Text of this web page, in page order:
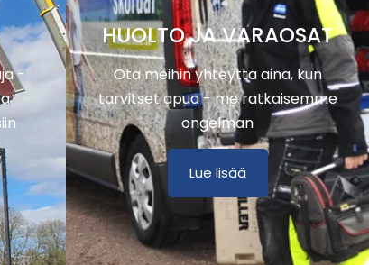
-
HUOLTO JA VARAOSAT
Ota meihin yhteyttä aina, kun
tarvitset apua - me ratkaisemme
ongelman
Lue lisää